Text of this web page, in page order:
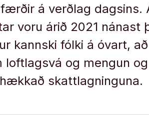
á verðlag dagsins.
voru árið 2021 nánast
kannski fólki á óvart,
loftlagsvá og mengun
skattlagninguna.